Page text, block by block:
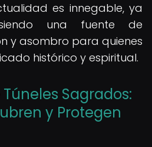
es innegable, ya
una fuente de
y asombro para quienes
histórico y espiritual.
Sagrados:
y Protegen